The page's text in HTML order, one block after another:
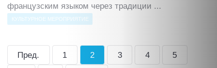
французским языком через традиции ...
КУЛЬТУРНОЕ МЕРОПРИЯТИЕ
Пред. 1 2 3 4 5